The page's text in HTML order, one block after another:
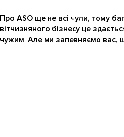
Про ASO ще не всі чули, тому
вітчизняного бізнесу це
чужим. Але ми запевняємо вас,